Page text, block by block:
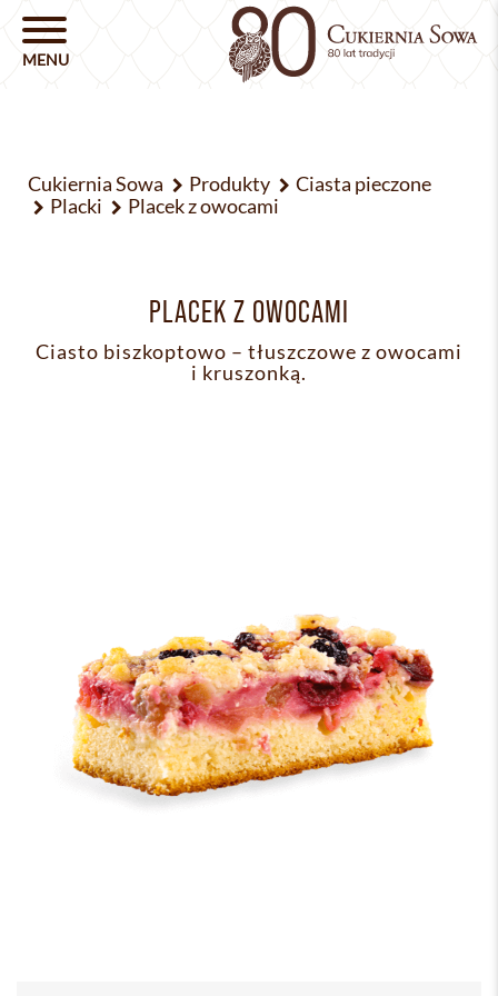
Cukiernia Sowa Produkty
Ciasta pieczone
Placki
Placek z owocami
PLACEK Z OWOCAMI
Ciasto biszkoptowo – tłuszczowe z owocami
i kruszonką.